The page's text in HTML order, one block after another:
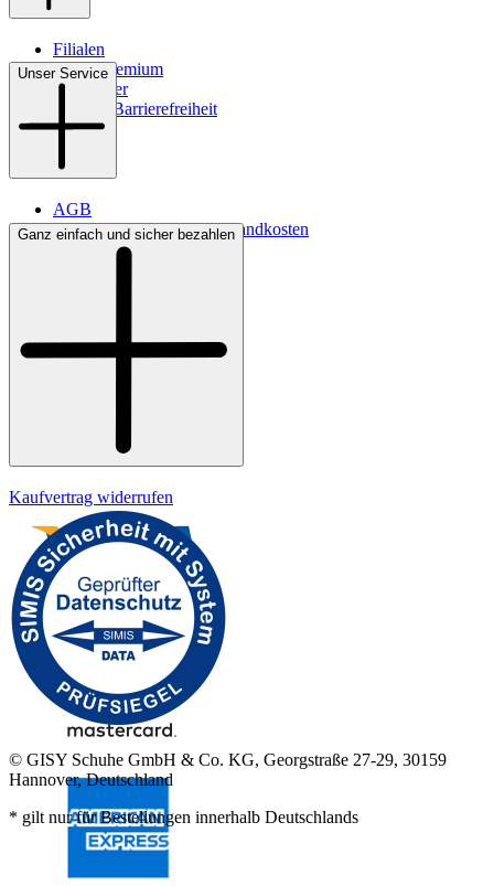
Filialen
WMS-Premium
Newsletter
Digitale Barrierefreiheit
Unser Service
AGB
Lieferbedingungen & Versandkosten
Bezahlung
Ganz einfach und sicher bezahlen
Kaufvertrag widerrufen
© GISY Schuhe GmbH & Co. KG, Georgstraße 27-29, 30159
Hannover, Deutschland
* gilt nur für Bestellungen innerhalb Deutschlands